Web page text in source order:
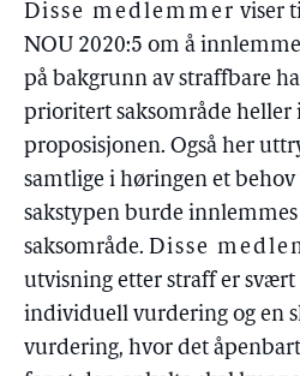
Disse medlemmer viser
NOU 2020:5 om å
på bakgrunn av straffbare
prioritert saksområde heller
proposisjonen. Også her
samtlige i høringen et
sakstypen burde
saksområde. Disse
utvisning etter straff er
individuell vurdering og en
vurdering, hvor det